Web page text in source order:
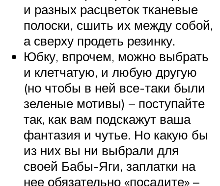
и разных расцветок тканевые
полоски, сшить их между собой,
а сверху продеть резинку.
Юбку, впрочем, можно выбрать
и клетчатую, и любую другую
(но чтобы в ней все-таки были
зеленые мотивы) – поступайте
так, как вам подскажут ваша
фантазия и чутье. Но какую бы
из них вы ни выбрали для
своей Бабы-Яги, заплатки на
нее обязательно «посадите» –